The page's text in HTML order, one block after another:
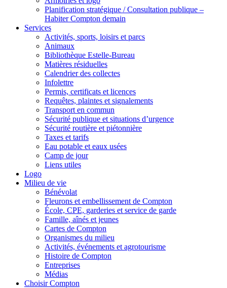
Planification stratégique / Consultation publique –
Habiter Compton demain
Services
Activités, sports, loisirs et parcs
Animaux
Bibliothèque Estelle-Bureau
Matières résiduelles
Calendrier des collectes
Infolettre
Permis, certificats et licences
Requêtes, plaintes et signalements
Transport en commun
Sécurité publique et situations d’urgence
Sécurité routière et piétonnière
Taxes et tarifs
Eau potable et eaux usées
Camp de jour
Liens utiles
Logo
Milieu de vie
Bénévolat
Fleurons et embellissement de Compton
École, CPE, garderies et service de garde
Famille, aînés et jeunes
Cartes de Compton
Organismes du milieu
Activités, événements et agrotourisme
Histoire de Compton
Entreprises
Médias
Choisir Compton